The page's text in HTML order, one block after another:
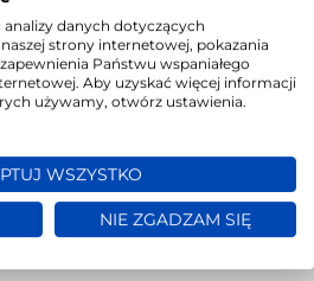
:
danych dotyczących
strony internetowej, pokazania
Państwu wspaniałego
Aby uzyskać więcej informacji
używamy, otwórz ustawienia.
WSZYSTKO
NIE ZGADZAM SIĘ